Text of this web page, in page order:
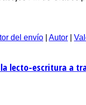
del envío Autor
lecto-escritura a